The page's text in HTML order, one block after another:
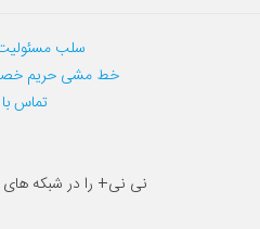
سلب
خط مشی حریم
تماس با
نی نی+ را در شبکه های